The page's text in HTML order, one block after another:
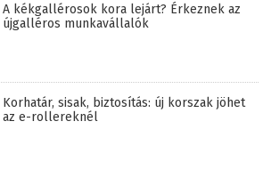
A kékgallérosok kora lejárt? Érkeznek az
újgalléros munkavállalók
Korhatár, sisak, biztosítás: új korszak jöhet
az e-rollereknél